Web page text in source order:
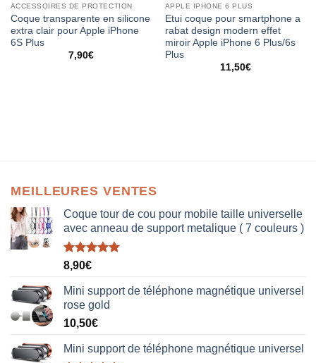
ACCESSOIRES DE PROTECTION
Coque transparente en silicone
extra clair pour Apple iPhone
6S Plus
7,90€
APPLE IPHONE 6 PLUS
Etui coque pour smartphone a
rabat design modern effet
miroir Apple iPhone 6 Plus/6s
Plus
11,50€
MEILLEURES VENTES
Coque tour de cou pour mobile taille universelle
avec anneau de support metalique ( 7 couleurs )
Note5.00
8,90€
Mini support de téléphone magnétique universel
rose gold
10,50€
Mini support de téléphone magnétique universel